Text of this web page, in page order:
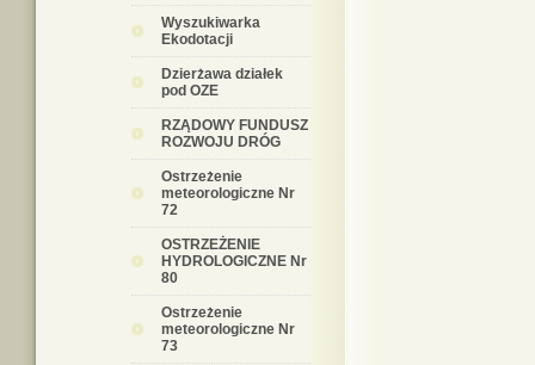
Wyszukiwarka
Ekodotacji
Dzierżawa działek
pod OZE
RZĄDOWY FUNDUSZ
ROZWOJU DRÓG
Ostrzeżenie
meteorologiczne Nr
72
OSTRZEŻENIE
HYDROLOGICZNE Nr
80
Ostrzeżenie
meteorologiczne Nr
73